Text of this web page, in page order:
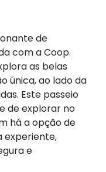
de
com a Coop.
as belas
única, ao lado da
Este passeio
de explorar no
há a opção de
experiente,
e